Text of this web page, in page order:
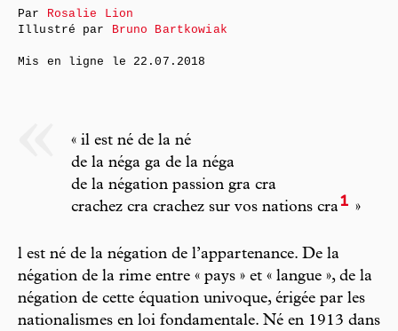
« il est né de la né
de la néga ga de la néga
de la négation passion gra cra
crachez cra crachez sur vos nations cra1 »
l est né de la négation de l’appartenance. De la
négation de la rime entre « pays » et « langue », de la
négation de cette équation univoque, érigée par les
nationalismes en loi fondamentale. Né en 1913 dans
Par Rosalie Lion
Illustré par Bruno Bartkowiak
Mis en ligne le 22.07.2018